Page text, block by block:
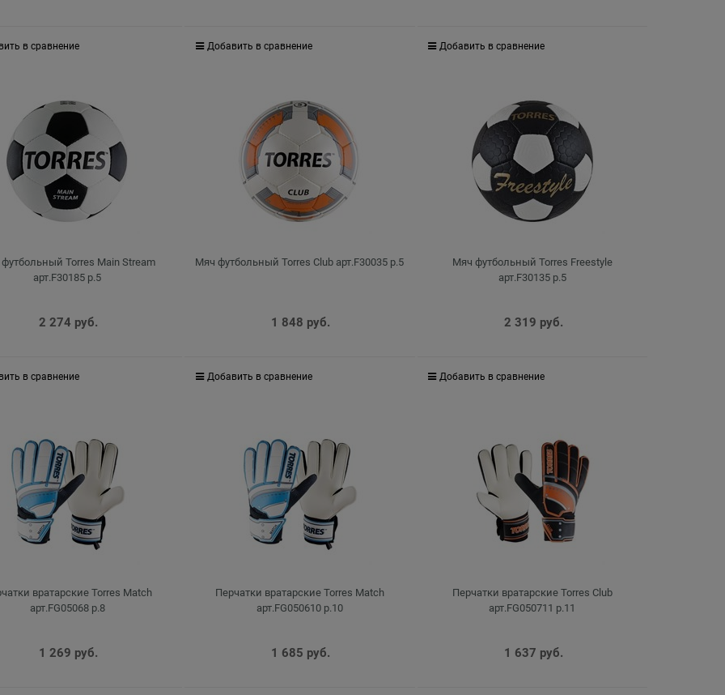
в сравнение Добавить в сравнение Добавить в сравнение
Torres Main Stream
арт.F30185 р.5
2 274 руб.
в сравнение
Мяч футбольный Torres Club арт.F30035 р.5
1 848 руб.
Добавить в сравнение
Мяч футбольный Torres Freestyle
арт.F30135 р.5
2 319 руб.
Добавить в сравнение
вратарские Torres Match
арт.FG05068 р.8
1 269 руб.
Перчатки вратарские Torres Match
арт.FG050610 р.10
1 685 руб.
Перчатки вратарские Torres Club
арт.FG050711 р.11
1 637 руб.